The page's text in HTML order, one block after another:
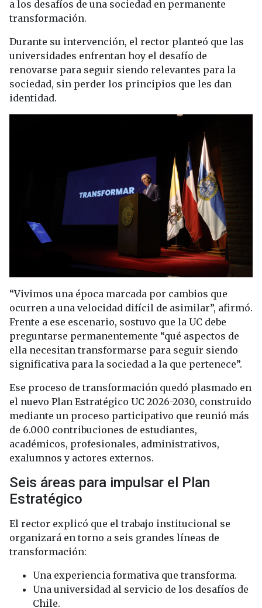
a los desafíos de una sociedad en permanente
transformación.
Durante su intervención, el rector planteó que las
universidades enfrentan hoy el desafío de
renovarse para seguir siendo relevantes para la
sociedad, sin perder los principios que les dan
identidad.
“Vivimos una época marcada por cambios que
ocurren a una velocidad difícil de asimilar”, afirmó.
Frente a ese escenario, sostuvo que la UC debe
preguntarse permanentemente “qué aspectos de
ella necesitan transformarse para seguir siendo
significativa para la sociedad a la que pertenece”.
Ese proceso de transformación quedó plasmado en
el nuevo Plan Estratégico UC 2026-2030, construido
mediante un proceso participativo que reunió más
de 6.000 contribuciones de estudiantes,
académicos, profesionales, administrativos,
exalumnos y actores externos.
Seis áreas para impulsar el Plan
Estratégico
El rector explicó que el trabajo institucional se
organizará en torno a seis grandes líneas de
transformación:
Una experiencia formativa que transforma.
Una universidad al servicio de los desafíos de
Chile.